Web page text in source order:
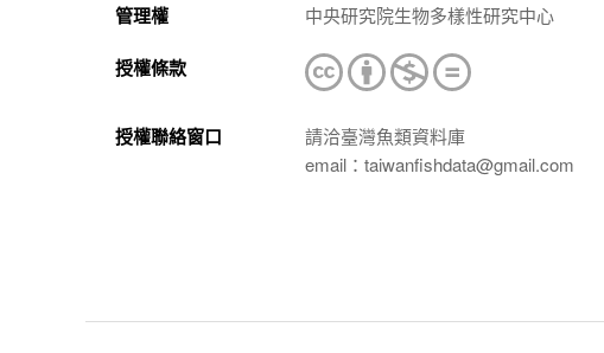
管理權 中央研究院生物多樣性研究中心
授權條款
授權聯絡窗口
請洽臺灣魚類資料庫
email：taiwanfishdata@gmail.com